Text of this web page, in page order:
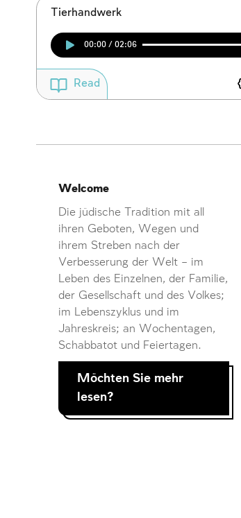
Tierhandwerk
00:00 / 02:06
Read
Welcome
Die jüdische Tradition mit all
ihren Geboten, Wegen und
ihrem Streben nach der
Verbesserung der Welt – im
Leben des Einzelnen, der Familie,
der Gesellschaft und des Volkes;
im Lebenszyklus und im
Jahreskreis; an Wochentagen,
Schabbatot und Feiertagen.
Möchten Sie mehr
lesen?